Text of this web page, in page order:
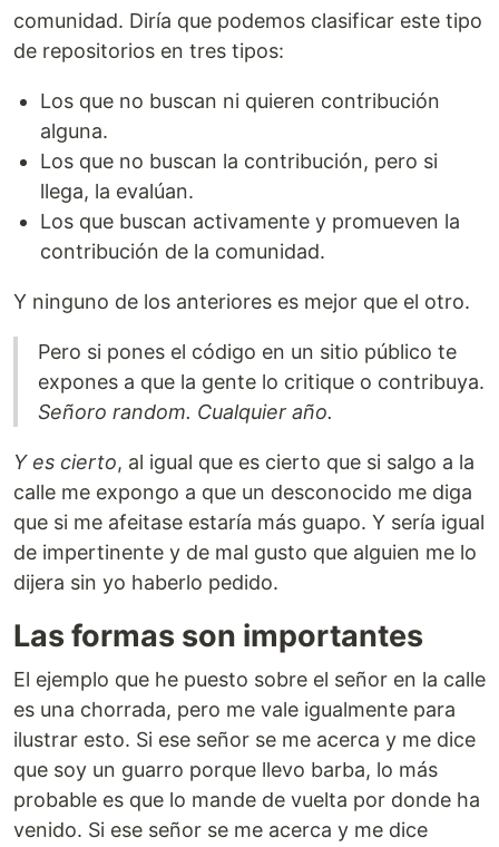
comunidad. Diría que podemos clasificar este tipo
de repositorios en tres tipos:
Los que no buscan ni quieren contribución
alguna.
Los que no buscan la contribución, pero si
llega, la evalúan.
Los que buscan activamente y promueven la
contribución de la comunidad.
Y ninguno de los anteriores es mejor que el otro.
Pero si pones el código en un sitio público te
expones a que la gente lo critique o contribuya.
Señoro random. Cualquier año.
Y es cierto, al igual que es cierto que si salgo a la
calle me expongo a que un desconocido me diga
que si me afeitase estaría más guapo. Y sería igual
de impertinente y de mal gusto que alguien me lo
dijera sin yo haberlo pedido.
Las formas son importantes
El ejemplo que he puesto sobre el señor en la calle
es una chorrada, pero me vale igualmente para
ilustrar esto. Si ese señor se me acerca y me dice
que soy un guarro porque llevo barba, lo más
probable es que lo mande de vuelta por donde ha
venido. Si ese señor se me acerca y me dice